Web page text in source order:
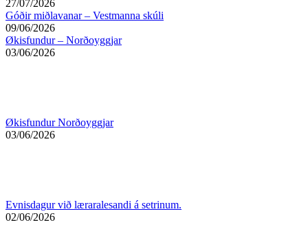
27/07/2026
Góðir miðlavanar – Vestmanna skúli
09/06/2026
Økisfundur – Norðoyggjar
03/06/2026
Økisfundur Norðoyggjar
03/06/2026
Evnisdagur við læraralesandi á setrinum.
02/06/2026